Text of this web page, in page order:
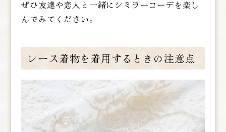
ぜひ友達や恋人と一緒にシミラーコーデを楽し
んでみてください。
レース着物を着用するときの注意点